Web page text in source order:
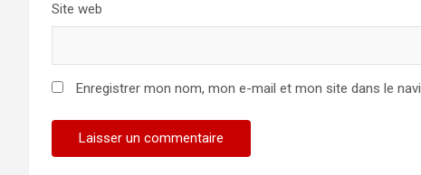
Site web
Enregistrer mon nom, mon e-mail et mon site dans le